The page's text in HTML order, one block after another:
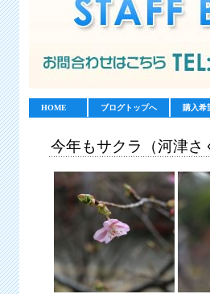
HOME ブログトップへ 購入
今年もサクラ（河津さ